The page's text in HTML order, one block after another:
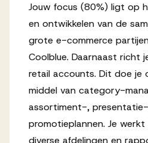
Werken bij AV
Aanmelden
Werken bij AV
Jouw focus (80%) ligt op
en ontwikkelen van de
grote e-commerce
Coolblue. Daarnaast richt
retail accounts. Dit doe je
middel van category-
assortiment-,
promotieplannen. Je
diverse afdelingen en